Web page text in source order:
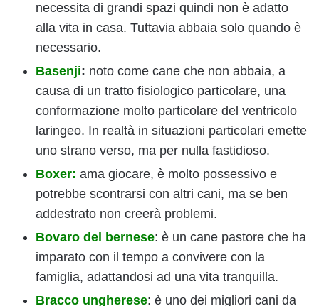
necessita di grandi spazi quindi non è adatto
alla vita in casa. Tuttavia abbaia solo quando è
necessario.
Basenji: noto come cane che non abbaia, a
causa di un tratto fisiologico particolare, una
conformazione molto particolare del ventricolo
laringeo. In realtà in situazioni particolari emette
uno strano verso, ma per nulla fastidioso.
Boxer: ama giocare, è molto possessivo e
potrebbe scontrarsi con altri cani, ma se ben
addestrato non creerà problemi.
Bovaro del bernese: è un cane pastore che ha
imparato con il tempo a convivere con la
famiglia, adattandosi ad una vita tranquilla.
Bracco ungherese: è uno dei migliori cani da